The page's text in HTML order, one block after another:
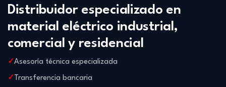
Distribuidor especializado en
material eléctrico industrial,
comercial y residencial
Asesoría técnica especializada
Transferencia bancaria